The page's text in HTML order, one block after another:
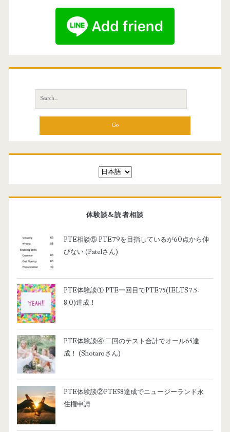
S
6
.
目
指
す
e
h
言
を
体験談&読者相談
PTE相談⑤ PTE79を目指しているが60点から伸
びない (Patelさん)
PTE体験談① PTE一回目でPTE75(IELTS7.5-
8.0)達成！
PTE体験談④ 二回のテスト合計でオール65達
成！ (Shotaroさん)
PTE体験談②PTE58達成でニュージーランド永
住権申請